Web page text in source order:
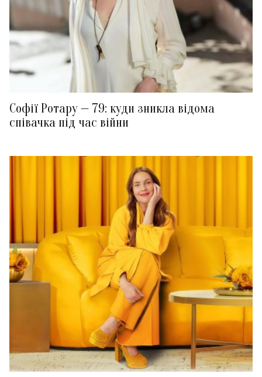
Софії Ротару — 79: куди зникла відома
співачка під час війни